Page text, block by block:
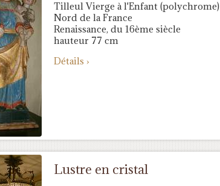
Tilleul Vierge à l'Enfant (polychrome)
Nord de la France
Renaissance, du 16ème siècle
hauteur 77 cm
Détails ›
Lustre en cristal